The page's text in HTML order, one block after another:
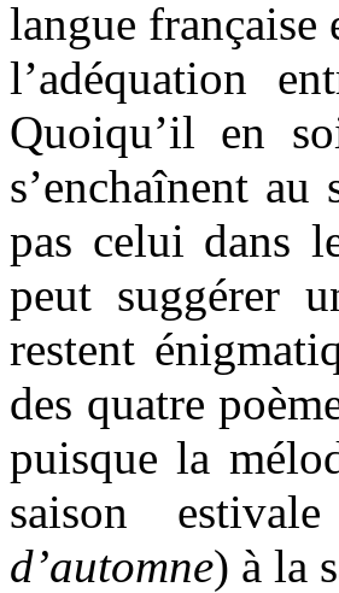
langue française
l’adéquation
Quoiqu’il en
s’enchaînent
pas celui dans
peut suggérer
restent
des quatre
puisque la
saison
d’automne) à la